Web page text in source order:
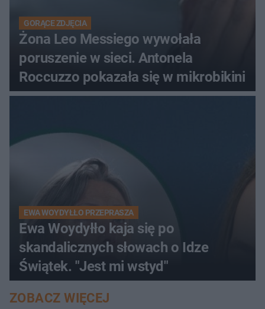
GORĄCE ZDJĘCIA
Żona Leo Messiego wywołała
poruszenie w sieci. Antonela
Roccuzzo pokazała się w mikrobikini
EWA WOYDYŁŁO PRZEPRASZA
Ewa Woydyłło kaja się po
skandalicznych słowach o Idze
Świątek. "Jest mi wstyd"
ZOBACZ WIĘCEJ